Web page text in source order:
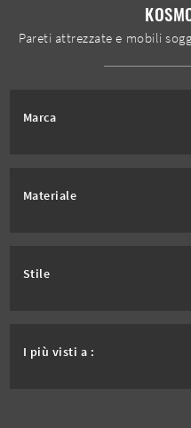
Marca
Materiale
Stile
I più visti a :